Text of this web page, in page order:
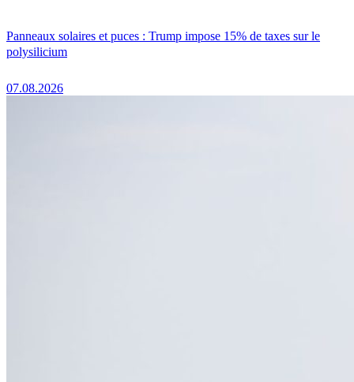
Panneaux solaires et puces : Trump impose 15% de taxes sur le
polysilicium
07.08.2026